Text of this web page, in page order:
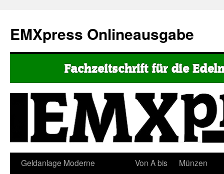
EMXpress Onlineausgabe
Geldanlage Moderne
Von A bis
Münzen